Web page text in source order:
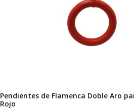
Pendientes de Flamenca Doble Aro
Rojo